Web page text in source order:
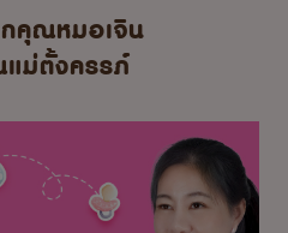
กคุณหมอเจิน
ม่ตั้งครรภ์